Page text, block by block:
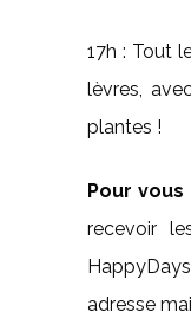
17h : Tout
lèvres,
plantes !
Pour
recevoir
adresse